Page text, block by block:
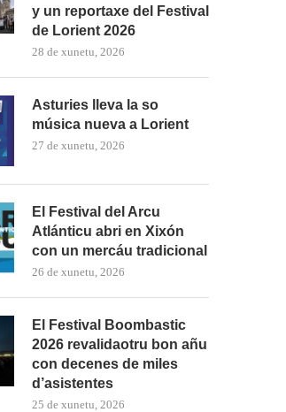
y un reportaxe del Festival
de Lorient 2026
28 de xunetu, 2026
Asturies lleva la so
música nueva a Lorient
27 de xunetu, 2026
El Festival del Arcu
Atlánticu abri en Xixón
con un mercáu tradicional
26 de xunetu, 2026
El Festival Boombastic
2026 revalidaotru bon añu
con decenes de miles
d’asistentes
25 de xunetu, 2026